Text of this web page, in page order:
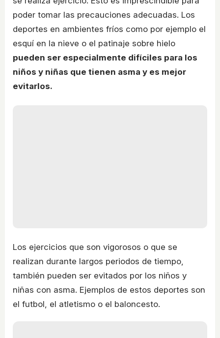
poder tomar las precauciones adecuadas. Los
deportes en ambientes fríos como por ejemplo el
esquí en la nieve o el patinaje sobre hielo
pueden ser especialmente difíciles para los
niños y niñas que tienen asma y es mejor
evitarlos.
Los ejercicios que son vigorosos o que se
realizan durante largos periodos de tiempo,
también pueden ser evitados por los niños y
niñas con asma. Ejemplos de estos deportes son
el futbol, el atletismo o el baloncesto.